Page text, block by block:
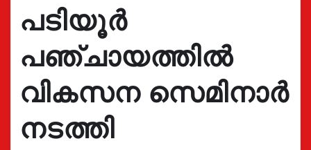
പടിയൂർ
പഞ്ചായത്തിൽ
വികസന സെമിനാർ
നടത്തി